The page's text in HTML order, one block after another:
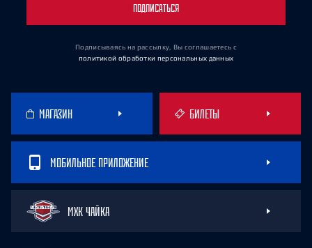
ПОДПИСАТЬСЯ
Подписываясь на рассылку, Вы соглашаетесь с
политикой обработки персональных данных
МАГАЗИН БИЛЕТЫ
МОБИЛЬНОЕ ПРИЛОЖЕНИЕ
МХК ЧАЙКА